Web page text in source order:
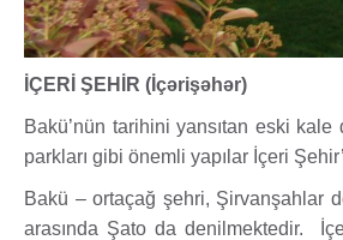
İÇERİ ŞEHİR (İçərişəhər)
Bakü’nün tarihini yansıtan eski
parkları gibi önemli yapılar İçeri
Bakü – ortaçağ şehri, Şirvanşahlar
arasında Şato da denilmektedir.